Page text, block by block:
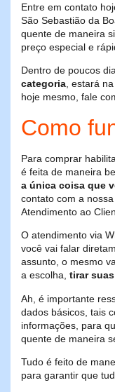
Entre em contato
São Sebastião da
quente de maneira
preço especial e
Dentro de poucos
categoria, estará
hoje mesmo, fale
Como
Para comprar
é feita de maneira
a única coisa que
contato com a
Atendimento ao
O atendimento via
você vai falar
assunto, o mesmo
a escolha, tirar
Ah, é importante
dados básicos, tais
informações, para
quente de maneira
Tudo é feito de
para garantir que